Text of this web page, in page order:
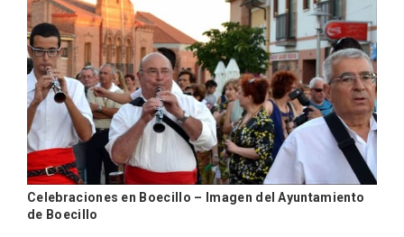
Celebraciones en Boecillo – Imagen del Ayuntamiento
de Boecillo